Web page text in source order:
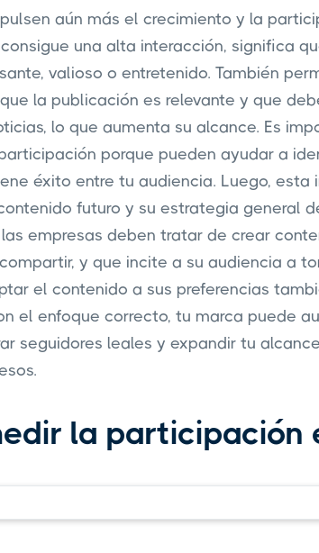
aún más el crecimiento y la
una alta interacción, significa
valioso o entretenido. También
la publicación es relevante y que
lo que aumenta su alcance. Es
porque pueden ayudar a
éxito entre tu audiencia. Luego, esta
futuro y su estrategia general
empresas deben tratar de crear
y que incite a su audiencia a
el contenido a sus preferencias
el enfoque correcto, tu marca puede
seguidores leales y expandir tu
la participación